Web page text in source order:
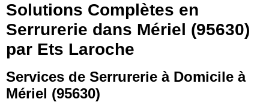
Solutions Complètes en
Serrurerie dans Mériel (95630)
par Ets Laroche
Services de Serrurerie à Domicile à
Mériel (95630)